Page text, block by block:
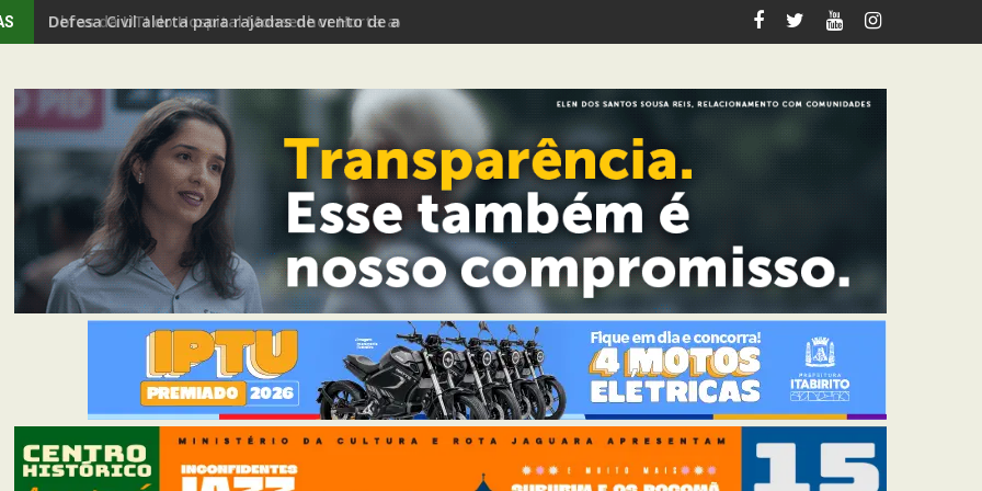
Defesa Civil alerta para rajadas de vento de até 80 km/h em Itabirito